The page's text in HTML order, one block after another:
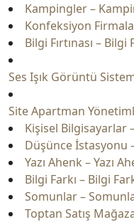
Kampingler –
Konfeksiyon
Bilgi Fırtınası – Bilgi
Ses Işık Görüntü
Site Apartman
Kişisel Bilgisayarlar
Düşünce İstasyonu
Yazı Ahenk – Yazı
Bilgi Farkı – Bilgi
Somunlar –
Toptan Satış